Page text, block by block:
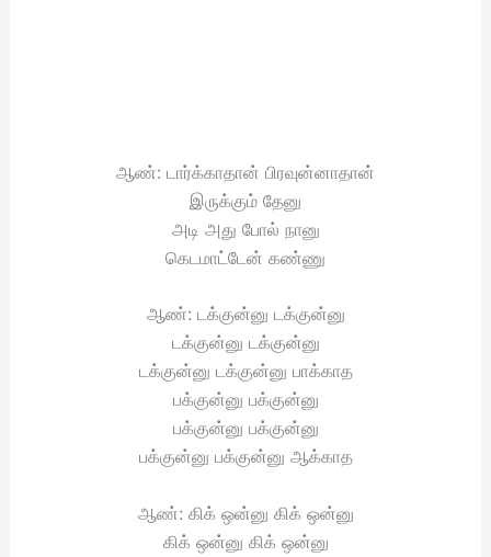
ஆண்: டார்க்காதான் பிரவுன்னாதான்
இருக்கும் தேனு
அடி அது போல் நானு
கெடமாட்டேன் கண்ணு
ஆண்: டக்குன்னு டக்குன்னு
டக்குன்னு டக்குன்னு
டக்குன்னு டக்குன்னு பாக்காத
பக்குன்னு பக்குன்னு
பக்குன்னு பக்குன்னு
பக்குன்னு பக்குன்னு ஆக்காத
ஆண்: கிக் ஒன்னு கிக் ஒன்னு
கிக் ஒன்னு கிக் ஒன்னு